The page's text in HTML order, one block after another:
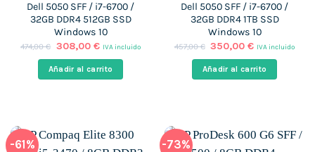
Dell 5050 SFF / i7-6700 /
32GB DDR4 512GB SSD
Windows 10
474,00€ El
original
era:
308,00 €El
actual
es:
IVA incluido
Añadir al carrito
Dell 5050 SFF / i7-6700 /
32GB DDR4 1TB SSD
Windows 10
457,00€ El
original
era:
350,00€El
actual
es:
IVA incluido
Añadir al carrito
-61% -73%